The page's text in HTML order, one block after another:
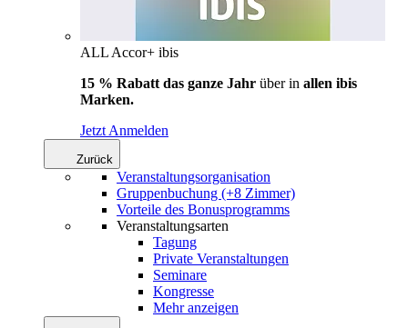
ALL Accor+ ibis
15 % Rabatt das ganze Jahr über in allen ibis
Marken.
Jetzt Anmelden
Zurück
Veranstaltungsorganisation
Gruppenbuchung (+8 Zimmer)
Vorteile des Bonusprogramms
Veranstaltungsarten
Tagung
Private Veranstaltungen
Seminare
Kongresse
Mehr anzeigen